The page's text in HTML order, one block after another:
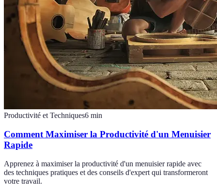
Productivité et Techniques6 min
Comment Maximiser la Productivité d'un Menuisier
Rapide
Apprenez à maximiser la productivité d'un menuisier rapide avec
des techniques pratiques et des conseils d'expert qui transformeront
votre travail.